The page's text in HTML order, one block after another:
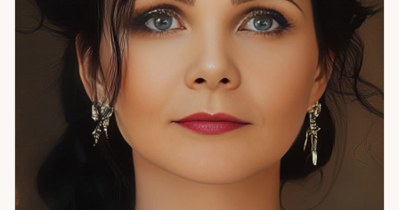
перепутье и ищете ответы — я помогу увидеть путь ясно и
спокойно. Приглашаю вас на личную консультацию, где
вместе мы найдём ответы, которые приведут к
внутреннему равновесию и уверенности.